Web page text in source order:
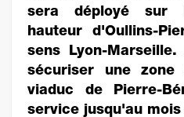
sera déployé sur
hauteur d'Oullins-
sens Lyon-
sécuriser une
viaduc de Pierre-
service jusqu'au mois